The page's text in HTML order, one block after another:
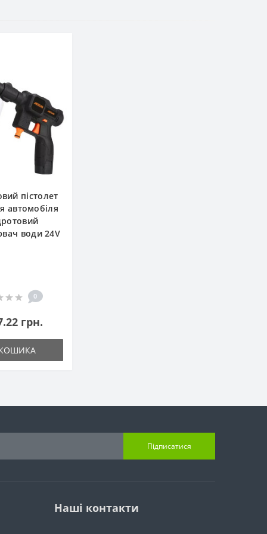
пістолет
автомобіля
води 24V
0
грн.
Підписатися
Наші контакти